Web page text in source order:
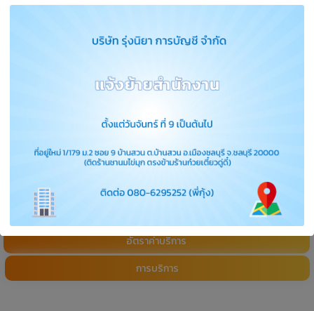
เราได้รับการรับรองจากกรมพัฒนาธุรกิจการค้า
การดำเนินธุรกิจของเรา
Services
อัตราค่าบริการ
การบริการ